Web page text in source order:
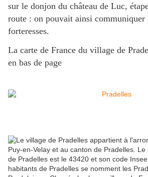
sur le donjon du château de Luc,
route : on pouvait ainsi communiquer
forteresses.
La carte de France du village de
en bas de page